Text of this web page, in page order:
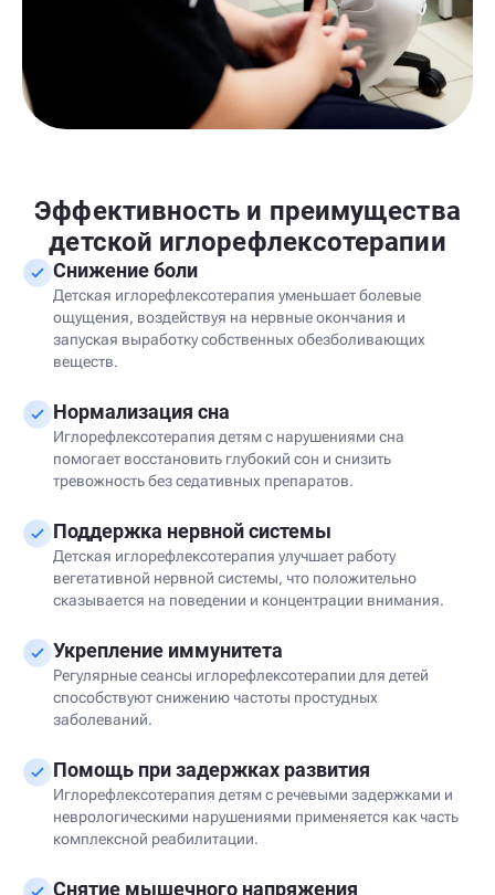
Эффективность и преимущества
детской иглорефлексотерапии
Снижение боли
Детская иглорефлексотерапия уменьшает болевые
ощущения, воздействуя на нервные окончания и
запуская выработку собственных обезболивающих
веществ.
Нормализация сна
Иглорефлексотерапия детям с нарушениями сна
помогает восстановить глубокий сон и снизить
тревожность без седативных препаратов.
Поддержка нервной системы
Детская иглорефлексотерапия улучшает работу
вегетативной нервной системы, что положительно
сказывается на поведении и концентрации внимания.
Укрепление иммунитета
Регулярные сеансы иглорефлексотерапии для детей
способствуют снижению частоты простудных
заболеваний.
Помощь при задержках развития
Иглорефлексотерапия детям с речевыми задержками и
неврологическими нарушениями применяется как часть
комплексной реабилитации.
Снятие мышечного напряжения